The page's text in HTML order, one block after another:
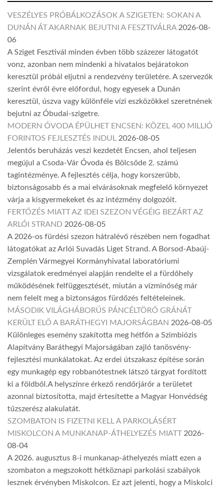
VESZÉLYES PRÓBÁLKOZÁSOK A SZIGETEN: SOKAN A
DUNÁN ÁT AKARNAK BEJUTNI A FESZTIVÁLRA 2026-08-
06
A Sziget Fesztivál minden évben több százezer látogatót
vonz, azonban nem mindenki a hivatalos bejáratokon
keresztül próbál eljutni a rendezvény területére. A szervezők
szerint évről évre előfordul, hogy egyesek a Dunán
keresztül, úszva vagy különféle vízi eszközökkel szeretnének
bejutni az Óbudai-szigetre.
MODERN ÓVODA ÉPÜLHET ENCSEN: KÖZEL 400 MILLIÓ
FORINTOS FEJLESZTÉS INDUL 2026-08-05
Jelentős beruházás veszi kezdetét Encsen, ahol teljesen
megújul a Csoda-Vár Óvoda és Bölcsőde 2. számú
tagintézménye. A fejlesztés célja, hogy korszerűbb,
biztonságosabb és a mai elvárásoknak megfelelő környezet
várja a kisgyermekeket és az intézmény dolgozóit.
FERTŐZÉS MIATT AZ IDEI SZEZON VÉGÉIG BEZÁRT AZ
ARLÓI STRAND 2026-08-05
A 2026-os fürdési szezon hátralévő részében nem fogadhat
látogatókat az Arlói Suvadás Liget Strand. A Borsod-Abaúj-
Zemplén Vármegyei Kormányhivatal laboratóriumi
vizsgálatok eredményei alapján rendelte el a fürdőhely
működésének felfüggesztését, miután a vízminőség már
nem felelt meg a biztonságos fürdőzés feltételeinek.
MÁSODIK VILÁGHÁBORÚS PÁNCÉLTÖRŐ GRÁNÁT
KERÜLT ELŐ A BARÁTHEGYI MAJORSÁGBAN 2026-08-05
Különleges esemény szakította meg hétfőn a Szimbiózis
Alapítvány Baráthegyi Majorságában zajló tanösvény-
fejlesztési munkálatokat. Az erdei útszakasz építése során
egy munkagép egy robbanótestnek látszó tárgyat fordított
ki a földből.A helyszínre érkező rendőrjárőr a területet
azonnal biztosította, majd értesítette a Magyar Honvédség
tűzszerész alakulatát.
SZOMBATON IS FIZETNI KELL A PARKOLÁSÉRT
MISKOLCON A MUNKANAP-ÁTHELYEZÉS MIATT 2026-
08-04
A 2026. augusztus 8-i munkanap-áthelyezés miatt ezen a
szombaton a megszokott hétköznapi parkolási szabályok
lesznek érvényben Miskolcon. Ez azt jelenti, hogy a Miskolci